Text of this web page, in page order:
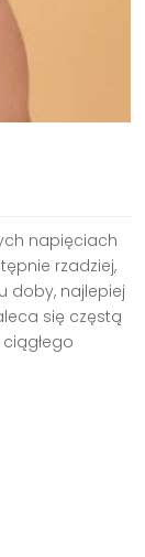
napięciach
rzadziej,
doby, najlepiej
się częstą